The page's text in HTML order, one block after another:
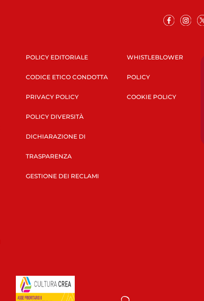
POLICY EDITORIALE
CODICE ETICO CONDOTTA
PRIVACY POLICY
POLICY DIVERSITÀ
DICHIARAZIONE DI
TRASPARENZA
GESTIONE DEI RECLAMI
WHISTLEBLOWER
POLICY
COOKIE POLICY